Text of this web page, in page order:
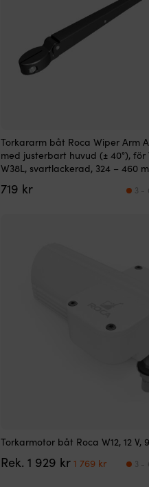
Torkararm båt Roca Wiper Arm
med justerbart huvud (± 40°), för
W38L, svartlackerad, 324 – 460
719 kr 3 -
Torkarmotor båt Roca W12, 12 V,
Rek. 1 929 krDet
1 769 krDet
3 -